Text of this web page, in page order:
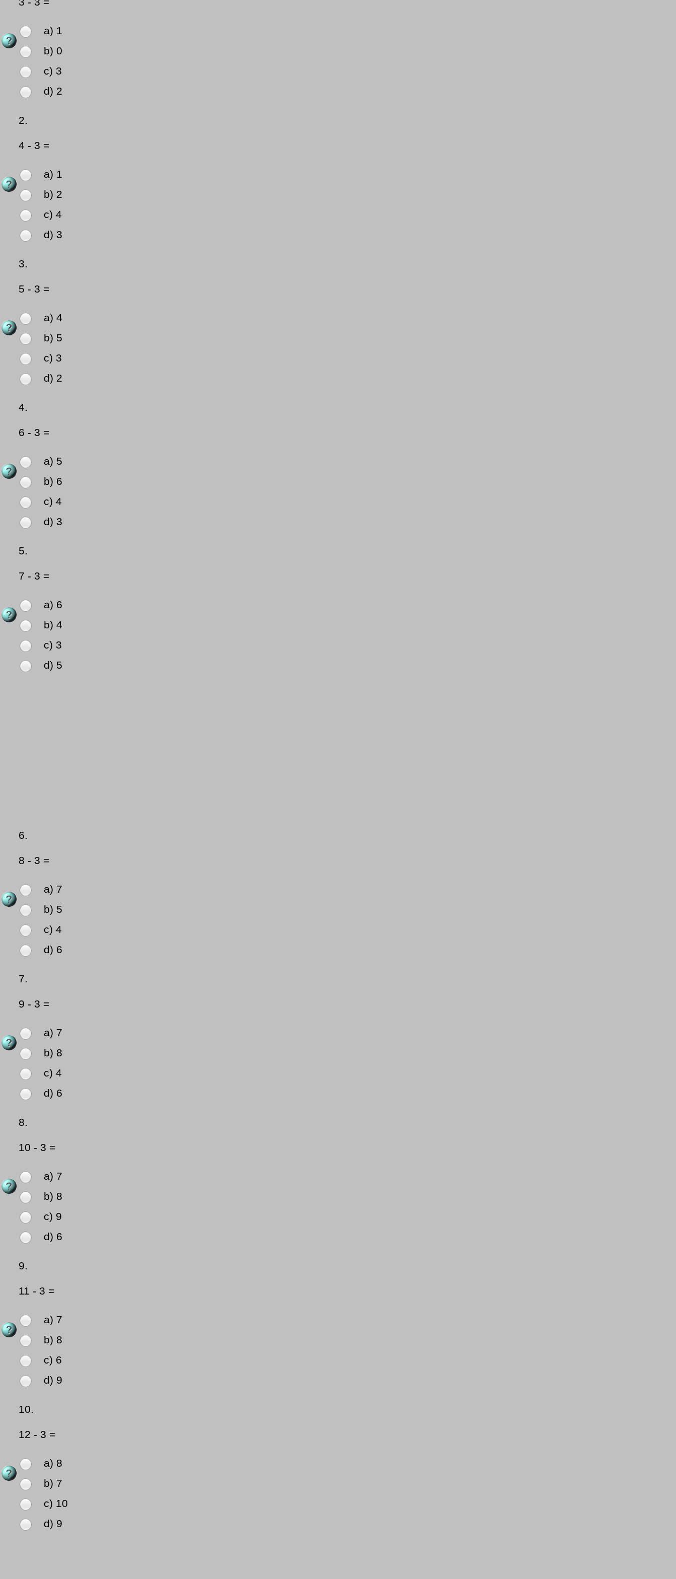
a) 1
b) 0
c) 3
d) 2
2.
4 - 3 =
a) 1
b) 2
c) 4
d) 3
3.
5 - 3 =
a) 4
b) 5
c) 3
d) 2
4.
6 - 3 =
a) 5
b) 6
c) 4
d) 3
5.
7 - 3 =
a) 6
b) 4
c) 3
d) 5
6.
8 - 3 =
a) 7
b) 5
c) 4
d) 6
7.
9 - 3 =
a) 7
b) 8
c) 4
d) 6
8.
10 - 3 =
a) 7
b) 8
c) 9
d) 6
9.
11 - 3 =
a) 7
b) 8
c) 6
d) 9
10.
12 - 3 =
a) 8
b) 7
c) 10
d) 9